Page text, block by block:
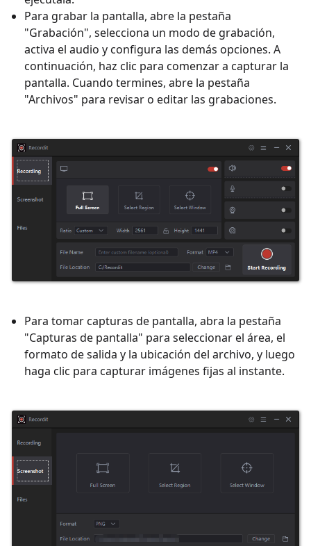
Para grabar la pantalla, abre la pestaña
"Grabación", selecciona un modo de grabación,
activa el audio y configura las demás opciones. A
continuación, haz clic para comenzar a capturar la
pantalla. Cuando termines, abre la pestaña
"Archivos" para revisar o editar las grabaciones.
Para tomar capturas de pantalla, abra la pestaña
"Capturas de pantalla" para seleccionar el área, el
formato de salida y la ubicación del archivo, y luego
haga clic para capturar imágenes fijas al instante.